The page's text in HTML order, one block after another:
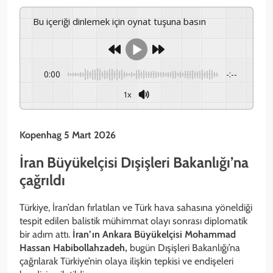
Bu içeriği dinlemek için oynat tuşuna basın
0:00 -:--
1x
Kopenhag 5 Mart 2026
İran Büyükelçisi Dışişleri Bakanlığı’na
çağrıldı
Türkiye, İran’dan fırlatılan ve Türk hava sahasına yöneldiği
tespit edilen balistik mühimmat olayı sonrası diplomatik
bir adım attı. İran’ın Ankara Büyükelçisi Mohammad
Hassan Habibollahzadeh, bugün Dışişleri Bakanlığı’na
çağrılarak Türkiye’nin olaya ilişkin tepkisi ve endişeleri